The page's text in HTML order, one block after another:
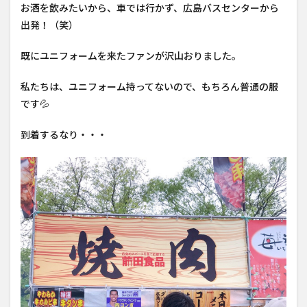
お酒を飲みたいから、車では行かず、広島バスセンターから
出発！（笑）
既にユニフォームを来たファンが沢山おりました。
私たちは、ユニフォーム持ってないので、もちろん普通の服
です💦
到着するなり・・・